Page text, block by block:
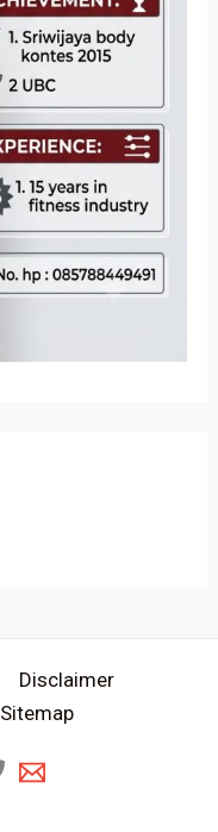
Disclaimer
Sitemap